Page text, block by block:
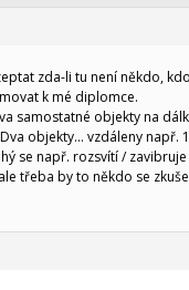
zda-li tu není někdo,
k mé diplomce.
samostatné objekty na
objekty… vzdáleny např.
se např. rozsvítí /
třeba by to někdo se